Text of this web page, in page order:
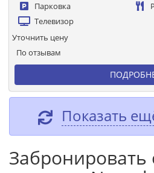
Парковка
Телевизор
По отзывам
Уточнить цену
Показать
Забронировать